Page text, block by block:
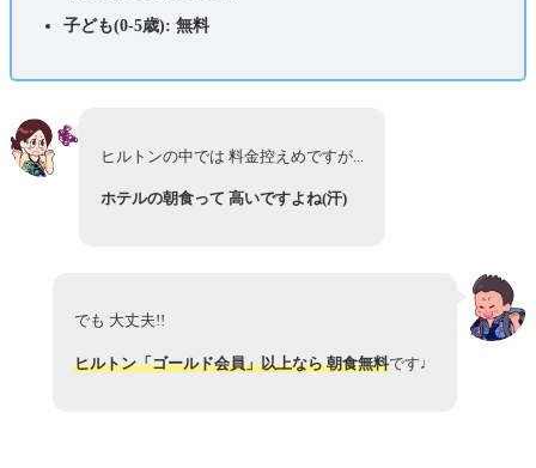
子ども(0-5歳): 無料
ヒルトンの中では 料金控えめですが...
ホテルの朝食って 高いですよね(汗)
でも 大丈夫!!
ヒルトン「ゴールド会員」以上なら 朝食無料です♩